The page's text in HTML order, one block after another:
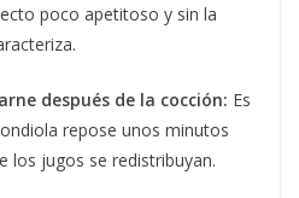
poco apetitoso y sin la
después de la cocción: Es
repose unos minutos
los jugos se redistribuyan.